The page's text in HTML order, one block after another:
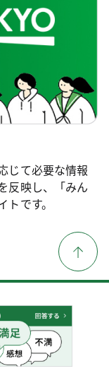
じて必要な情報
反映し、「みん
です。